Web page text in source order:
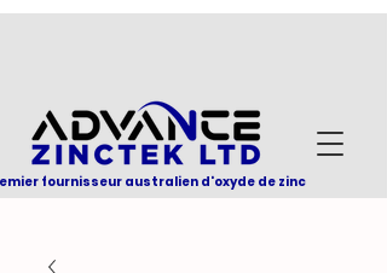
fournisseur australien d'oxyde de zinc